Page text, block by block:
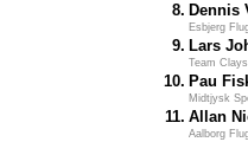
8. Dennis
Esbjerg
9. Lars
Team
10. Pau
Midtjysk
11. Allan
Aalborg